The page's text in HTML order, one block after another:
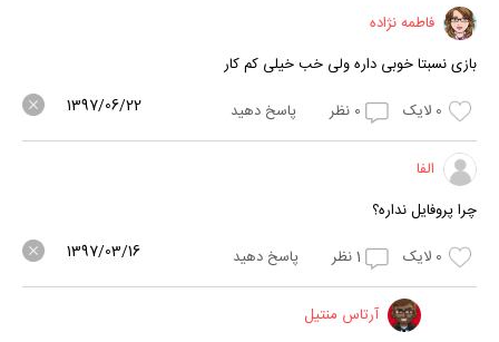
فاطمه نژاده
بازی نسبتا خوبی داره ولی خب خیلی کم کار
0 لایک 0 نظر پاسخ دهید 1397/06/22
الفا
چرا پروفایل نداره؟
0 لایک 1نظر پاسخ دهید 1397/03/16
آرتاس منتیل